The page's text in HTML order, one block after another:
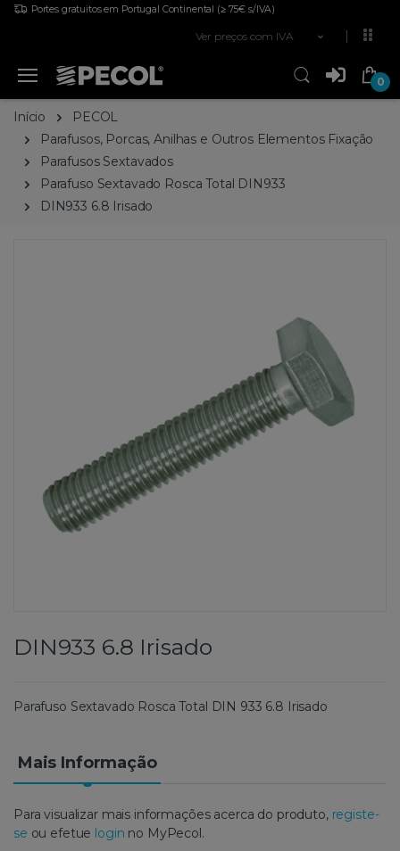
Portes gratuitos em Portugal Continental (≥ 75€ s/IVA)
Ver preços com IVA
0
Início
PECOL
Parafusos, Porcas, Anilhas e Outros Elementos Fixação
Parafusos Sextavados
Parafuso Sextavado Rosca Total DIN933
DIN933 6.8 Irisado
DIN933 6.8 Irisado
Parafuso Sextavado Rosca Total DIN 933 6.8 Irisado
Mais Informação
Para visualizar mais informações acerca do produto, registe-
se ou efetue login no MyPecol.